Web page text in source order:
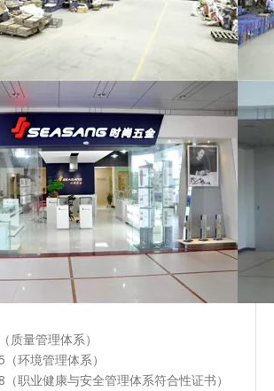
质量管理体系）
环境管理体系）
职业健康与安全管理体系符合性证书）